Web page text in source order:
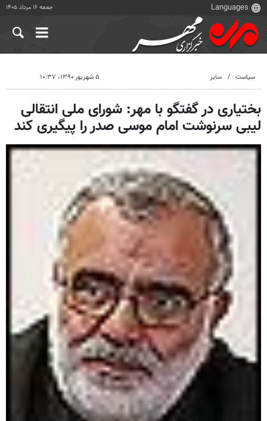
جمعه ۱۶ مرداد ۱۴۰۵
سیاست سایر ۵ شهریور ۱۳۹۰، ۱۰:۳۷
بختیاری در گفتگو با مهر: شورای ملی انتقالی
لیبی سرنوشت امام موسی صدر را پیگیری کند